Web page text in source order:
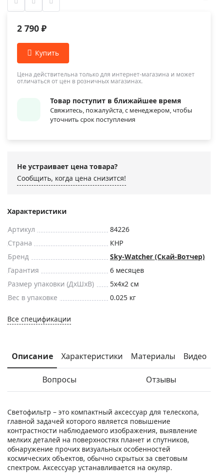
2 790 ₽
Цена действительна только для интернет-магазина и может
отличаться от цен в розничных магазинах.
Товар поступит в ближайшее время
Свяжитесь, пожалуйста, с менеджером, чтобы
уточнить срок поступления
Не устраивает цена товара?
Сообщить, когда цена снизится!
Характеристики
Артикул
84226
Страна
КНР
Бренд
Sky-Watcher (Скай-Вотчер)
Гарантия
6 месяцев
Размер упаковки (ДxШxВ)
5x4x2 см
Вес в упаковке
0.025 кг
Все спецификации
Описание Характеристики Материалы Видео
Вопросы Отзывы
Светофильтр – это компактный аксессуар для телескопа,
главной задачей которого является повышение
контрастности наблюдаемого изображения, выявление
мелких деталей на поверхностях планет и спутников,
обнаружение прочих визуальных особенностей
космических объектов, обычно скрытых за световым
спектром. Аксессуар устанавливается на окуляр.